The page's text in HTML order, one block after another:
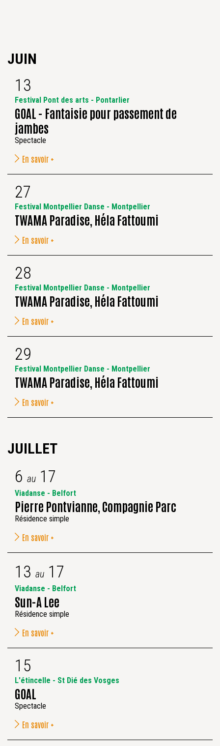
JUIN
13
Festival Pont des arts - Pontarlier
GOAL - Fantaisie pour passement de
jambes
Spectacle
En savoir +
27
Festival Montpellier Danse - Montpellier
TWAMA Paradise, Héla Fattoumi
En savoir +
28
Festival Montpellier Danse - Montpellier
TWAMA Paradise, Héla Fattoumi
En savoir +
29
Festival Montpellier Danse - Montpellier
TWAMA Paradise, Héla Fattoumi
En savoir +
JUILLET
6 au 17
Viadanse - Belfort
Pierre Pontvianne, Compagnie Parc
Résidence simple
En savoir +
13 au 17
Viadanse - Belfort
Sun-A Lee
Résidence simple
En savoir +
15
L'étincelle - St Dié des Vosges
GOAL
Spectacle
En savoir +